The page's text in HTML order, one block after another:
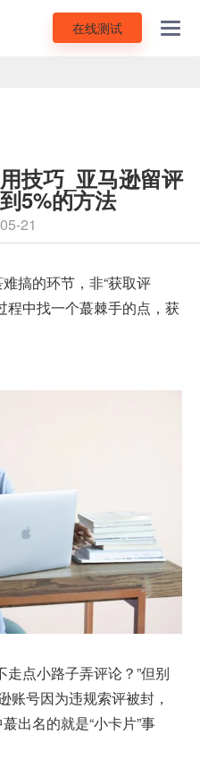
在线测试
技巧_亚马逊留评
5%的方法
21
搞的环节，非“获取评
程中找一个蕞棘手的点，获
走点小路子弄评论？”但别
账号因为违规索评被封，
出名的就是“小卡片”事